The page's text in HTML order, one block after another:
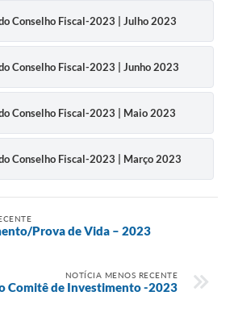
Conselho Fiscal-2023 | Julho 2023
Conselho Fiscal-2023 | Junho 2023
Conselho Fiscal-2023 | Maio 2023
Conselho Fiscal-2023 | Março 2023
Prova de Vida – 2023
NOTÍCIA MENOS RECENTE
Comitê de Investimento -2023